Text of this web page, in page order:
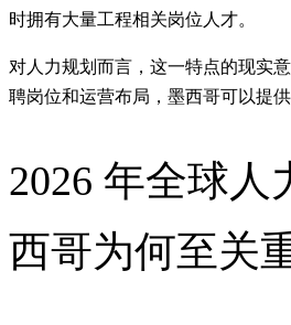
时拥有大量工程相关岗位人才。
对人力规划而言，这一特点的现实
聘岗位和运营布局，墨西哥可以提
2026 年全球人
西哥为何至关